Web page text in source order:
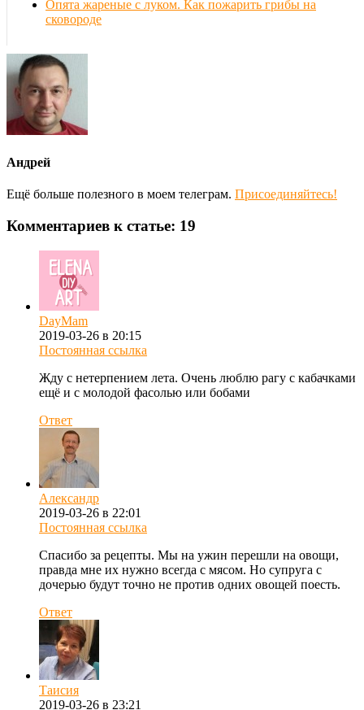
Опята жареные с луком. Как пожарить грибы на
сковороде
Андрей
Ещё больше полезного в моем телеграм. Присоединяйтесь!
Комментариев к статье: 19
DayMam
2019-03-26 в 20:15
Постоянная ссылка
Жду с нетерпением лета. Очень люблю рагу с кабачками
ещё и с молодой фасолью или бобами
Ответ
Александр
2019-03-26 в 22:01
Постоянная ссылка
Спасибо за рецепты. Мы на ужин перешли на овощи,
правда мне их нужно всегда с мясом. Но супруга с
дочерью будут точно не против одних овощей поесть.
Ответ
Таисия
2019-03-26 в 23:21